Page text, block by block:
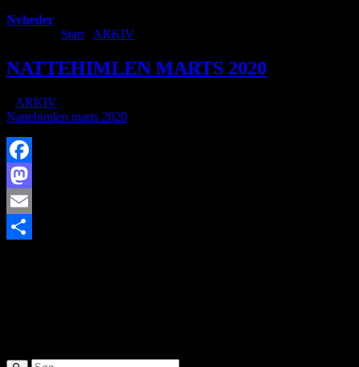
Nyheder
Start ARKIV
NATTEHIMLEN MARTS 2020
ARKIV
Nattehimlen marts 2020
Facebook
Mastodon
Email